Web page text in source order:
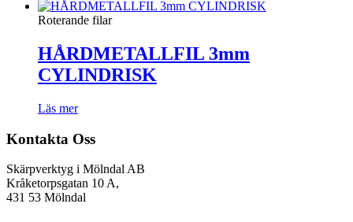
Roterande filar
HÅRDMETALLFIL 3mm
CYLINDRISK
Läs mer
Kontakta Oss
Skärpverktyg i Mölndal AB
Kråketorpsgatan 10 A,
431 53 Mölndal